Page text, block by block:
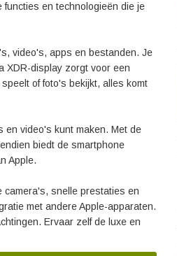
en technologieën die je
video's, apps en bestanden. Je
XDR-display zorgt voor een
of foto's bekijkt, alles komt
en video's kunt maken. Met de
biedt de smartphone
Apple.
camera's, snelle prestaties en
met andere Apple-apparaten.
Ervaar zelf de luxe en